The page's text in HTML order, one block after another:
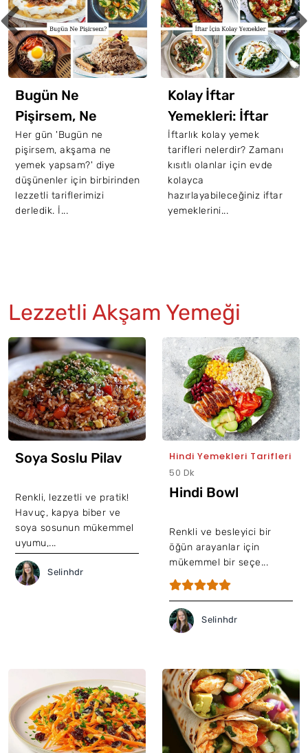
Bugün Ne
Pişirsem, Ne
Yemek Yapsam
Diyenler İçin 65
Nefis Tarif
Her gün 'Bugün ne
pişirsem, akşama ne
yemek yapsam?' diye
düşünenler için birbirinden
lezzetli tariflerimizi
derledik. İ...
Kolay İftar
Yemekleri: İftar
İçin 20 Kolay Tarif
İftarlık kolay yemek
tarifleri nelerdir? Zamanı
kısıtlı olanlar için evde
kolayca
hazırlayabileceğiniz iftar
yemeklerini...
Lezzetli Akşam Yemeği
Soya Soslu Pilav
Renkli, lezzetli ve pratik!
Havuç, kapya biber ve
soya sosunun mükemmel
uyumu,...
Selinhdr
Hindi Yemekleri Tarifleri
50 Dk
Hindi Bowl
Renkli ve besleyici bir
öğün arayanlar için
mükemmel bir seçe...
Selinhdr